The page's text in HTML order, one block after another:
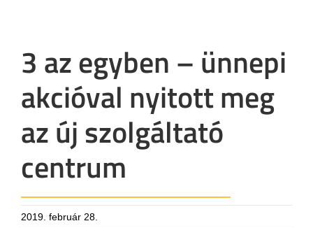
3 az egyben – ünnepi
akcióval nyitott meg
az új szolgáltató
centrum
2019. február 28.